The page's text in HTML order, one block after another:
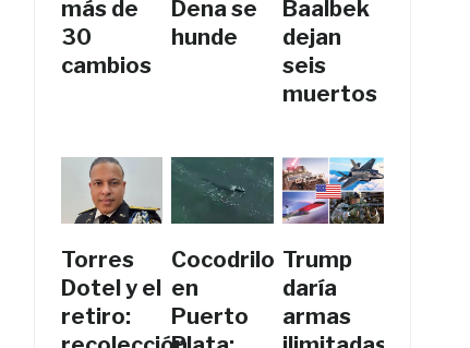
más de
30
cambios
Dena se
hunde
Baalbek
dejan
seis
muertos
Torres
Dotel y el
retiro:
Cocodrilo
en
Puerto
Trump
daría
armas